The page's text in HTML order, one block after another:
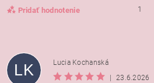
Pridať hodnotenie
1
LK
Lucia Kochanská
23.6.2026